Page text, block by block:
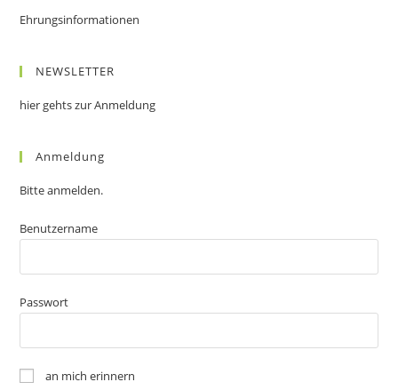
Ehrungsinformationen
NEWSLETTER
hier gehts zur Anmeldung
Anmeldung
Bitte anmelden.
Benutzername
Passwort
an mich erinnern